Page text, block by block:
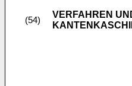
(54)
VERFAHREN